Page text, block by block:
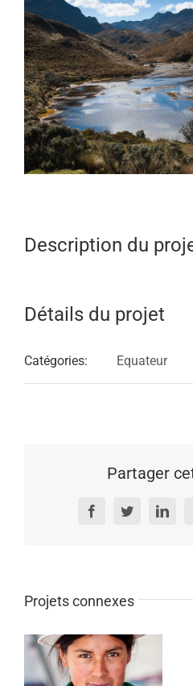
Image
Description du
Détails du projet
Catégories: Equateur
Partager
FacebookTwitter
Projets connexes